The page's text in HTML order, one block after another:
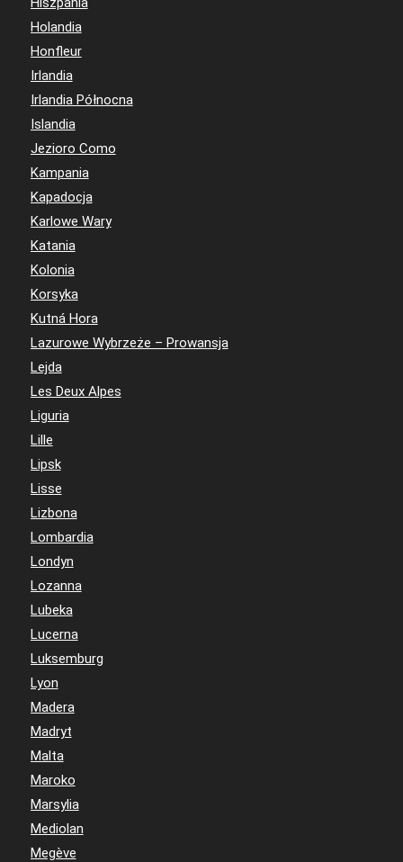
Holandia
Honfleur
Irlandia
Irlandia Północna
Islandia
Jezioro Como
Kampania
Kapadocja
Karlowe Wary
Katania
Kolonia
Korsyka
Kutná Hora
Lazurowe Wybrzeże – Prowansja
Lejda
Les Deux Alpes
Liguria
Lille
Lipsk
Lisse
Lizbona
Lombardia
Londyn
Lozanna
Lubeka
Lucerna
Luksemburg
Lyon
Madera
Madryt
Malta
Maroko
Marsylia
Mediolan
Megève